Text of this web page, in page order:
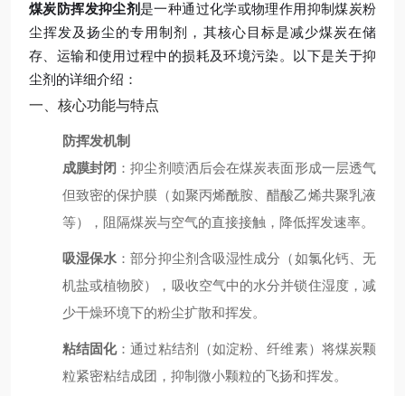
煤炭防挥发抑尘剂 是一种通过化学或物理作用抑制煤炭粉
尘挥发及扬尘的专用制剂，其核心目标是减少煤炭在储
存、运输和使用过程中的损耗及环境污染。以下是关于抑
尘剂的详细介绍：
一、核心功能与特点
防挥发机制
成膜封闭 ：抑尘剂喷洒后会在煤炭表面形成一层透气
但致密的保护膜（如聚丙烯酰胺、醋酸乙烯共聚乳液
等），阻隔煤炭与空气的直接接触，降低挥发速率。
吸湿保水 ：部分抑尘剂含吸湿性成分（如氯化钙、无
机盐或植物胶），吸收空气中的水分并锁住湿度，减
少干燥环境下的粉尘扩散和挥发。
粘结固化：通过粘结剂（如淀粉、纤维素）将煤炭颗
粒紧密粘结成团，抑制微小颗粒的飞扬和挥发。